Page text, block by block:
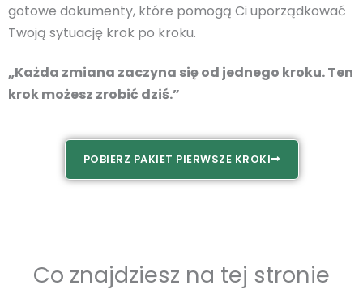
gotowe dokumenty, które pomogą Ci uporządkować
Twoją sytuację krok po kroku.
„Każda zmiana zaczyna się od jednego kroku. Ten
krok możesz zrobić dziś.”
POBIERZ PAKIET PIERWSZE KROKI
Co znajdziesz na tej stronie